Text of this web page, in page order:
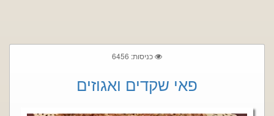
כניסות: 6456
פאי שקדים ואגוזים